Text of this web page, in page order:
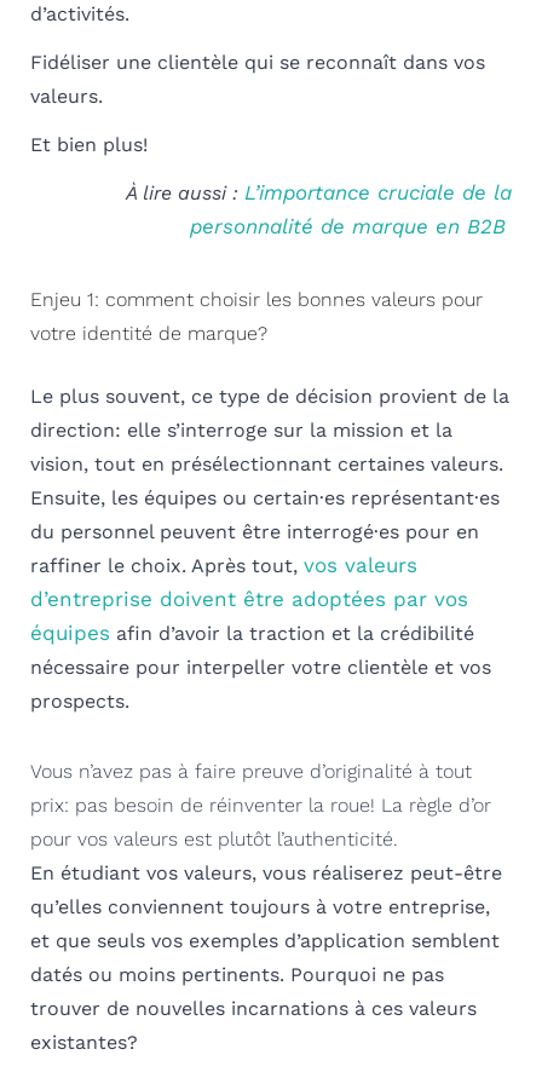
d’activités.
Fidéliser une clientèle qui se reconnaît dans vos
valeurs.
Et bien plus!
À lire aussi : L’importance cruciale de la
personnalité de marque en B2B
Enjeu 1: comment choisir les bonnes valeurs pour
votre identité de marque?
Le plus souvent, ce type de décision provient de la
direction: elle s’interroge sur la mission et la
vision, tout en présélectionnant certaines valeurs.
Ensuite, les équipes ou certain·es représentant·es
du personnel peuvent être interrogé·es pour en
raffiner le choix. Après tout, vos valeurs
d’entreprise doivent être adoptées par vos
équipes afin d’avoir la traction et la crédibilité
nécessaire pour interpeller votre clientèle et vos
prospects.
Vous n’avez pas à faire preuve d’originalité à tout
prix: pas besoin de réinventer la roue! La règle d’or
pour vos valeurs est plutôt l’authenticité.
En étudiant vos valeurs, vous réaliserez peut-être
qu’elles conviennent toujours à votre entreprise,
et que seuls vos exemples d’application semblent
datés ou moins pertinents. Pourquoi ne pas
trouver de nouvelles incarnations à ces valeurs
existantes?